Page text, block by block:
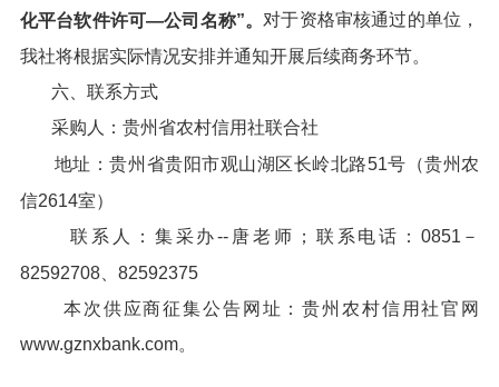
化平台软件许可—公司名称”。对于资格审核通过的单位，
我社将根据实际情况安排并通知开展后续商务环节。
六、联系方式
采购人：贵州省农村信用社联合社
地址：贵州省贵阳市观山湖区长岭北路51号（贵州农
信2614室）
联系人：集采办--唐老师；联系电话：0851－
82592708、82592375
本次供应商征集公告网址：贵州农村信用社官网
www.gznxbank.com。